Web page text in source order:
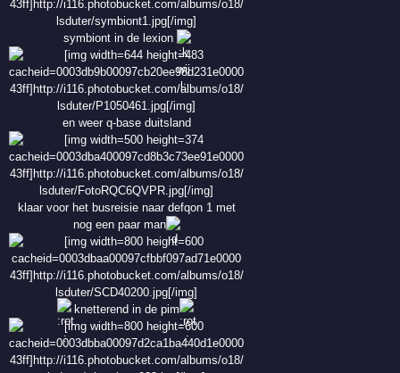
symbiont in de lexion
en weer q-base duitsland
klaar voor het busreisie naar defqon 1 met
nog een paar man
knetterend in de pim